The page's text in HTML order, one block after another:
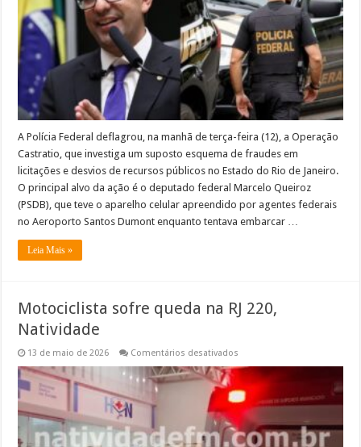
outras
cidades
em
operação
que
mira
deputado
e
supostas
fraudes
de
R$
200
milhões
A Polícia Federal deflagrou, na manhã de terça-feira (12), a Operação
Castratio, que investiga um suposto esquema de fraudes em
licitações e desvios de recursos públicos no Estado do Rio de Janeiro.
O principal alvo da ação é o deputado federal Marcelo Queiroz
(PSDB), que teve o aparelho celular apreendido por agentes federais
no Aeroporto Santos Dumont enquanto tentava embarcar …
Leia Mais »
Motociclista sofre queda na RJ 220,
Natividade
13 de maio de 2026 Comentários desativados
sofre
queda
na
RJ
220,
Natividade